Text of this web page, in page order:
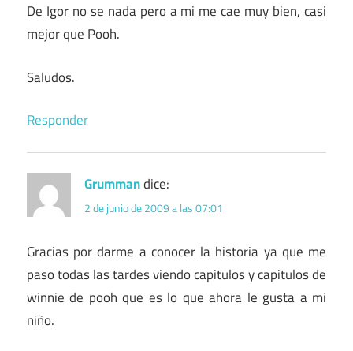
De Igor no se nada pero a mi me cae muy bien, casi
mejor que Pooh.
Saludos.
Responder
Grummandice:
2 de junio de 2009 a las 07:01
Gracias por darme a conocer la historia ya que me
paso todas las tardes viendo capitulos y capitulos de
winnie de pooh que es lo que ahora le gusta a mi
niño.